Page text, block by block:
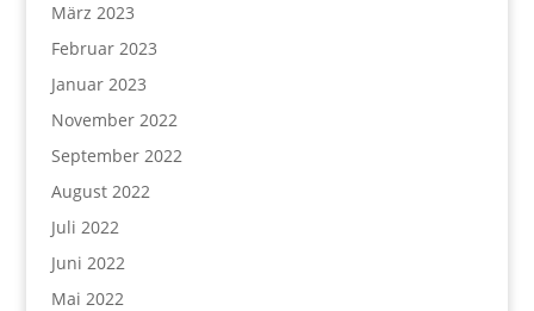
März 2023
Februar 2023
Januar 2023
November 2022
September 2022
August 2022
Juli 2022
Juni 2022
Mai 2022